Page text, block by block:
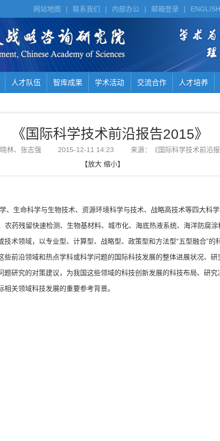
ENGLISH
|
邮箱登录
|
内部办公
|
联系我们
|
网站地图
人才队伍 智库成果 学术活动 交流合作 人才培养
《国际科学技术前沿报告2015》
林、张志强 2015-12-11 14:23
来源：《国际科学技术前沿
【放大 缩小】
、生命科学与生物技术、资源环境科学与技术、战略高技术等四大科
农药残留快速检测、生物基材料、城市化、海底热液系统、海洋防腐
术领域，以专业型、计算型、战略型、政策型和方法型“五型融合”
些前沿领域和热点学科或科学问题的国际科技发展的整体进展状况、
题研究的对策建议，为我国这些领域的科技创新发展的科技布局、研
关领域科技发展的重要参考背景。